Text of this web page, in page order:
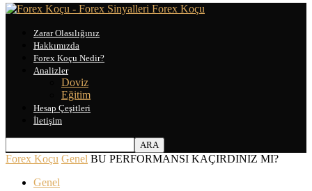
Forex Koçu
Zarar Olasılığınız
Hakkımızda
Forex Koçu Nedir?
Analizler
Doviz
Eğitim
Hesap Çeşitleri
İletişim
Forex Koçu Genel BU PERFORMANSI KAÇIRDINIZ MI?
Genel